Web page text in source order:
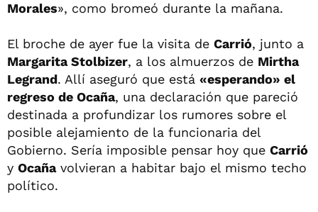
Morales», como bromeó durante la mañana.
El broche de ayer fue la visita de Carrió, junto a
Margarita Stolbizer, a los almuerzos de Mirtha
Legrand. Allí aseguró que está «esperando» el
regreso de Ocaña, una declaración que pareció
destinada a profundizar los rumores sobre el
posible alejamiento de la funcionaria del
Gobierno. Sería imposible pensar hoy que Carrió
y Ocañavolvieran a habitar bajo el mismo techo
político.